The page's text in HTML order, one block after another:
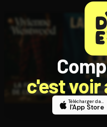
c'est voir
Télécharger dans
l'App Store